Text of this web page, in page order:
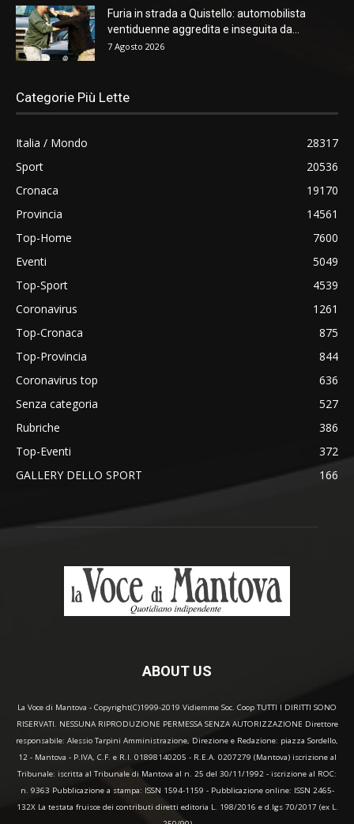
Furia in strada a Quistello: automobilista
ventiduenne aggredita e inseguita da...
7 Agosto 2026
Categorie Più Lette
Italia / Mondo
28317
Sport
20536
Cronaca
19170
Provincia
14561
Top-Home
7600
Eventi
5049
Top-Sport
4539
Coronavirus
1261
Top-Cronaca
875
Top-Provincia
844
Coronavirus top
636
Senza categoria
527
Rubriche
386
Top-Eventi
372
GALLERY DELLO SPORT
166
ABOUT US
La Voce di Mantova - Copyright(C)1999-2019 Vidiemme Soc. Coop TUTTI I DIRITTI SONO
RISERVATI. NESSUNA RIPRODUZIONE PERMESSA SENZA AUTORIZZAZIONE Direttore
responsabile: Alessio Tarpini Amministrazione, Direzione e Redazione: piazza Sordello,
12 - Mantova - P.IVA, C.F. e R.I. 01898140205 - R.E.A. 0207279 (Mantova) iscrizione al
Tribunale: iscritta al Tribunale di Mantova al n. 25 del 30/11/1992 - iscrizione al ROC:
n. 9363 Pubblicazione a stampa: ISSN 1594-1159 - Pubblicazione online: ISSN 2465-
132X La testata fruisce dei contributi diretti editoria L. 198/2016 e d.lgs 70/2017 (ex L.